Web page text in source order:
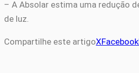
– A Absolar estima uma redução
de luz.
Compartilhe este artigoXFacebook